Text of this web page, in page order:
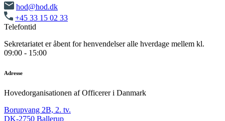
hod@hod.dk
+45 33 15 02 33
Telefontid
Sekretariatet er åbent for henvendelser alle hverdage mellem kl.
09:00 - 15:00
Adresse
Hovedorganisationen af Officerer i Danmark
Borupvang 2B, 2. tv.
DK-2750 Ballerup